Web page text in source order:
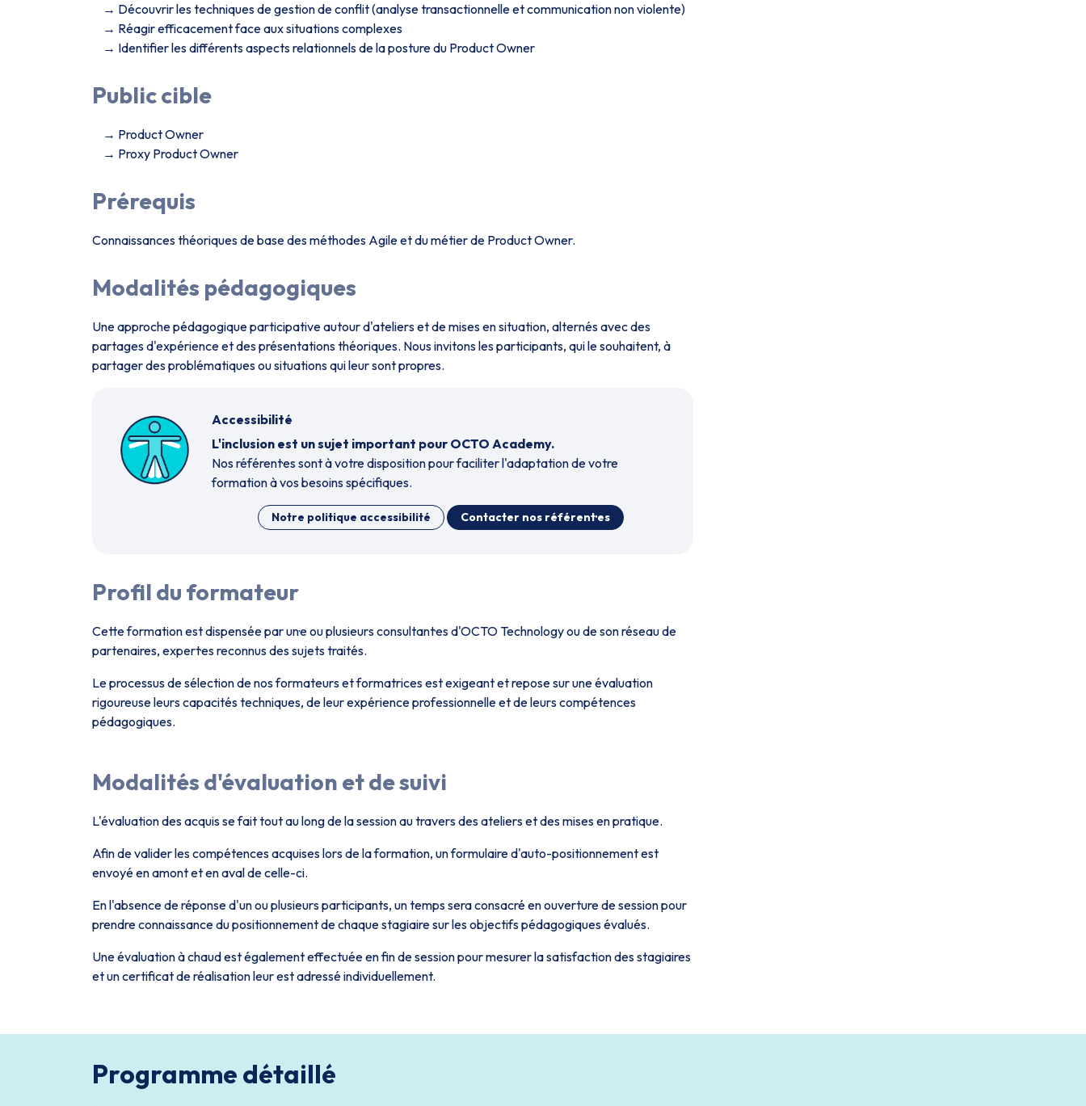
Découvrir les techniques de gestion de conflit (analyse transactionnelle et communication non violente)
Réagir efficacement face aux situations complexes
Identifier les différents aspects relationnels de la posture du Product Owner
Public cible
Product Owner
Proxy Product Owner
Prérequis
Connaissances théoriques de base des méthodes Agile et du métier de Product Owner.
Modalités pédagogiques
Une approche pédagogique participative autour d'ateliers et de mises en situation, alternés avec des
partages d'expérience et des présentations théoriques. Nous invitons les participants, qui le souhaitent, à
partager des problématiques ou situations qui leur sont propres.
Accessibilité
L'inclusion est un sujet important pour OCTO Academy.
Nos référent·es sont à votre disposition pour faciliter l'adaptation de votre
formation à vos besoins spécifiques.
Notre politique accessibilité Contacter nos référent·es
Profil du formateur
Cette formation est dispensée par un·e ou plusieurs consultant·es d'OCTO Technology ou de son réseau de
partenaires, expert·es reconnus des sujets traités.
Le processus de sélection de nos formateurs et formatrices est exigeant et repose sur une évaluation
rigoureuse leurs capacités techniques, de leur expérience professionnelle et de leurs compétences
pédagogiques.
Modalités d'évaluation et de suivi
L'évaluation des acquis se fait tout au long de la session au travers des ateliers et des mises en pratique.
Afin de valider les compétences acquises lors de la formation, un formulaire d'auto-positionnement est
envoyé en amont et en aval de celle-ci.
En l'absence de réponse d'un ou plusieurs participants, un temps sera consacré en ouverture de session pour
prendre connaissance du positionnement de chaque stagiaire sur les objectifs pédagogiques évalués.
Une évaluation à chaud est également effectuée en fin de session pour mesurer la satisfaction des stagiaires
et un certificat de réalisation leur est adressé individuellement.
Programme détaillé